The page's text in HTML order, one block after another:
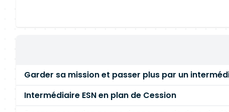
Garder sa mission et passer plus par un
Intermédiaire ESN en plan de Cession